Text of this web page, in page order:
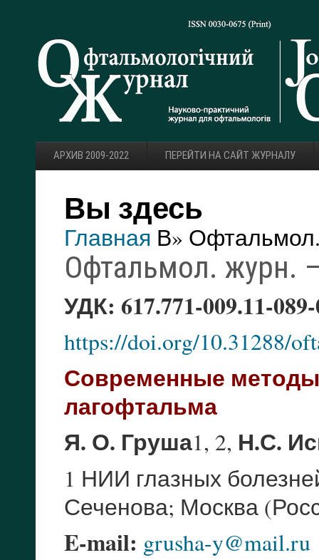
АРХИВ 2009-2022 ПЕРЕЙТИ НА САЙТ ЖУРНАЛУ
Вы здесь
Главная В»
Офтальмол. журн.
УДК: 617.771-009.11-
https://doi.org/10.31288/
Современные методы
лагофтальма
Я. О. Груша1, 2, Н.С.
1 НИИ глазных
Сеченова; Москва
E-mail: grusha-y@mail.ru